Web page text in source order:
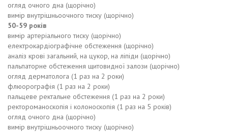
огляд очного дна (щорічно)
вимір внутрішньоочного тиску (щорічно)
50-59 років
вимір артеріального тиску (щорічно)
електрокардіографічне обстеження (щорічно)
аналіз крові загальний, на цукор, на ліпіди (щорічно)
пальпаторне обстеження щитовидної залози (щорічно)
огляд дерматолога (1 раз на 2 роки)
флюорографія (1 раз на 2 роки)
пальцеве ректальне обстеження (1 раз на 2 роки)
ректороманоскопія і колоноскопія (1 раз на 5 років)
огляд очного дна (щорічно)
вимір внутрішньоочного тиску (щорічно)